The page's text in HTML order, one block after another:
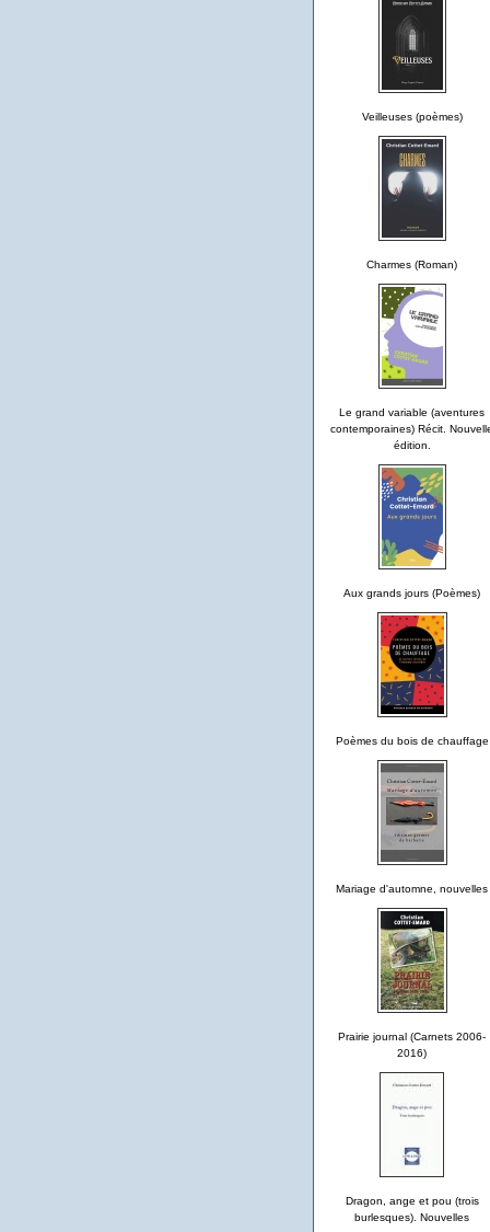
Veilleuses (poèmes)
Charmes (Roman)
Le grand variable (aventures
contemporaines) Récit.
édition.
Aux grands jours (Poèmes)
Poèmes du bois de chauffage
Mariage d'automne, nouvelles
Prairie journal (Carnets 2006-
2016)
Dragon, ange et pou (trois
burlesques). Nouvelles